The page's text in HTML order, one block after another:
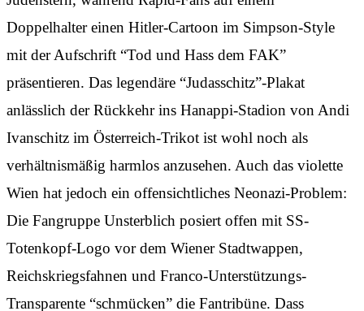
Doppelhalter einen Hitler-Cartoon im Simpson-Style
mit der Aufschrift “Tod und Hass dem FAK”
präsentieren. Das legendäre “Judasschitz”-Plakat
anlässlich der Rückkehr ins Hanappi-Stadion von Andi
Ivanschitz im Österreich-Trikot ist wohl noch als
verhältnismäßig harmlos anzusehen. Auch das violette
Wien hat jedoch ein offensichtliches Neonazi-Problem:
Die Fangruppe Unsterblich posiert offen mit SS-
Totenkopf-Logo vor dem Wiener Stadtwappen,
Reichskriegsfahnen und Franco-Unterstützungs-
Transparente “schmücken” die Fantribüne. Dass